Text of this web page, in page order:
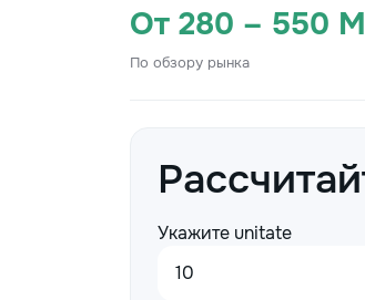
От 280 – 550
По обзору рынка
Укажите unitate